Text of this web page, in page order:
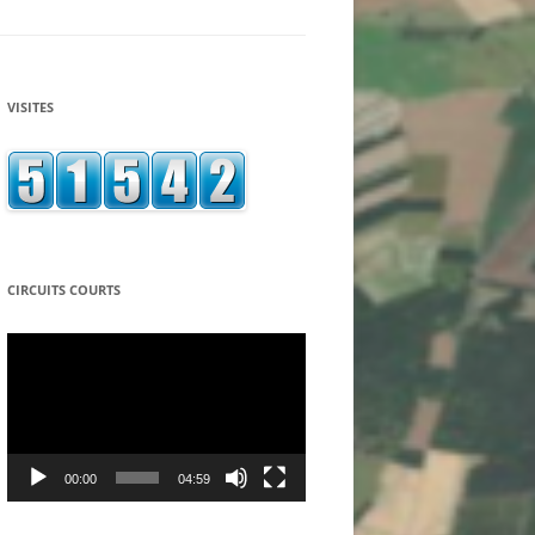
TEPPES A MANCEY
LE SEL – SYSTEME D’ECHANGE
L’EMBARQ – CAFÉ ASSOCIATIF DE
LION D’OR » A SIMANDRE
VISITES
CIRCUITS COURTS
Lecteur
00:00 04:59